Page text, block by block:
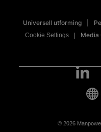
Universell utforming
Cookie Settings Media
© 2026